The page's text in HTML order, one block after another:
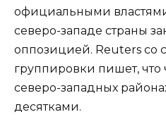
официальными
северо-западе страны
оппозицией. Reuters со
группировки пишет,
северо-западных
десятками.